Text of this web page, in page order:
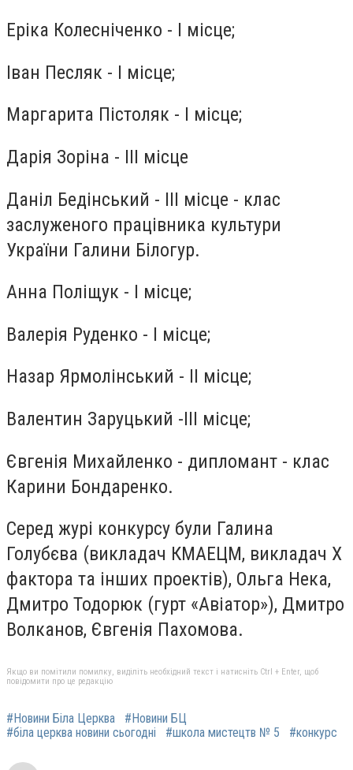
Еріка Колесніченко - І місце;
Іван Песляк - І місце;
Маргарита Пістоляк - І місце;
Дарія Зоріна - ІІІ місце
Даніл Бедінський - ІІІ місце - клас
заслуженого працівника культури
України Галини Білогур.
Анна Поліщук - І місце;
Валерія Руденко - І місце;
Назар Ярмолінський - ІІ місце;
Валентин Заруцький -ІІІ місце;
Євгенія Михайленко - дипломант - клас
Карини Бондаренко.
Серед журі конкурсу були Галина
Голубєва (викладач КМАЕЦМ, викладач Х
фактора та інших проектів), Ольга Нека,
Дмитро Тодорюк (гурт «Авіатор»), Дмитро
Волканов, Євгенія Пахомова.
Якщо ви помітили помилку, виділіть необхідний текст і натисніть Ctrl + Enter, щоб
повідомити про це редакцію
#Новини Біла Церква
#Новини БЦ
#біла церква новини сьогодні
#школа мистецтв № 5 #конкурс